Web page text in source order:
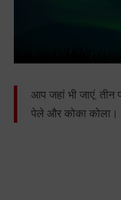
आप जहां भी जाएं, तीन
पेले और कोका कोला।